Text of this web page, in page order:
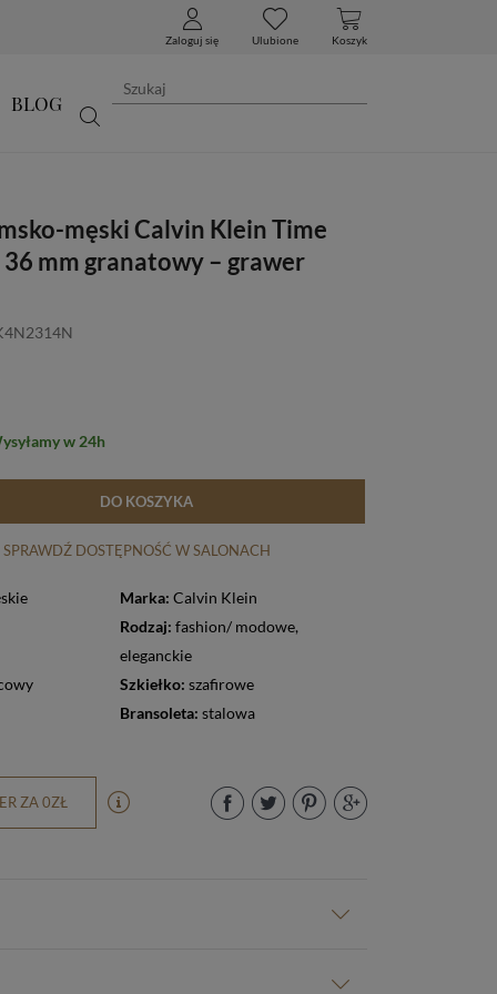
Zaloguj się Ulubione Koszyk
BLOG
męski Calvin Klein Time
mm granatowy – grawer
w 24h
DO KOSZYKA
SPRAWDŹ DOSTĘPNOŚĆ W SALONACH
Marka: Calvin Klein
Rodzaj:fashion/ modowe,
eleganckie
Szkiełko: szafirowe
Bransoleta: stalowa
ZA 0ZŁ